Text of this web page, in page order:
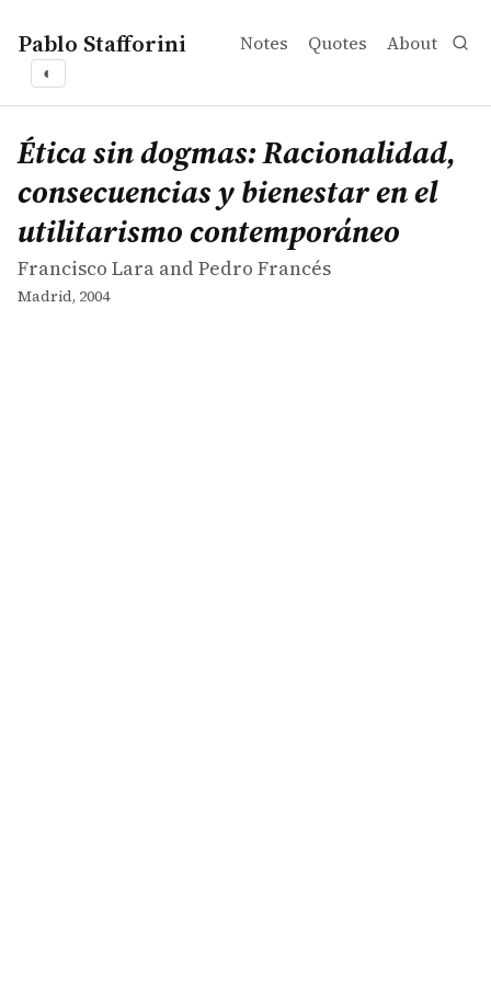
Pablo Stafforini Notes Quotes About
◐
works
Francisco Lara and Pedro Francés
Ética sin dogmas: Racionalidad, consecuencias y
book
Ética sin dogmas: Racionalidad,
consecuencias y bienestar en el
utilitarismo contemporáneo
Francisco Lara and Pedro Francés
Madrid, 2004